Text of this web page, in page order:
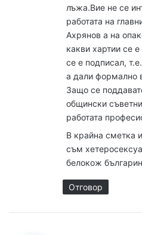
лъжа.Вие не се
работата на
Ахрянов а на
какви хартии се
се е подписал,
а дали формално
Защо се
общински
работата
В крайна сметка
съм
белокож
Отговор